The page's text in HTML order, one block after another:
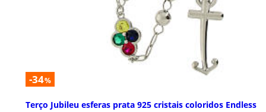
-34%
Terço Jubileu esferas prata 925 cristais coloridos Endless